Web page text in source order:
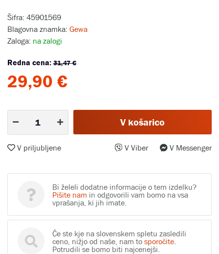
Šifra: 45901569
Blagovna znamka: Gewa
Zaloga: na zalogi
Redna cena: 31,47 €
29,90 €
V košarico
V priljubljene V Viber V Messenger
Bi želeli dodatne informacije o tem izdelku?
Pišite nam in odgovorili vam bomo na vsa
vprašanja, ki jih imate.
Če ste kje na slovenskem spletu zasledili
ceno, nižjo od naše, nam to sporočite
Potrudili se bomo biti najcenejši.